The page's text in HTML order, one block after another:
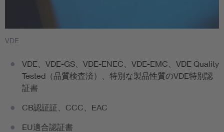
VDE
VDE、VDE-GS、VDE-ENEC、VDE-EMC、VDE Quality
Tested（品質検査済）、特別な製品性質のVDE特別認
証書
CB認証証、CCC、EAC
EU適合認証書